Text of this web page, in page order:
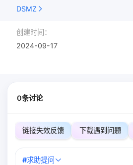
DSMZ
创建时间：
2024-09-17
0条讨论
链接失效反馈 下载遇到问题
#求助提问